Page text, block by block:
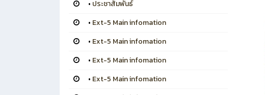
• ประชาสัมพันธ์
• Ext-5 Main infomation
• Ext-5 Main infomation
• Ext-5 Main infomation
• Ext-5 Main infomation